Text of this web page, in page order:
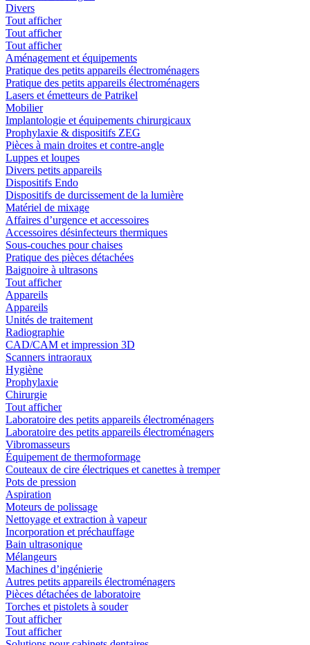
Divers
Tout afficher
Tout afficher
Tout afficher
Aménagement et équipements
Pratique des petits appareils électroménagers
Pratique des petits appareils électroménagers
Lasers et émetteurs de Patrikel
Mobilier
Implantologie et équipements chirurgicaux
Prophylaxie & dispositifs ZEG
Pièces à main droites et contre-angle
Luppes et loupes
Divers petits appareils
Dispositifs Endo
Dispositifs de durcissement de la lumière
Matériel de mixage
Affaires d’urgence et accessoires
Accessoires désinfecteurs thermiques
Sous-couches pour chaises
Pratique des pièces détachées
Baignoire à ultrasons
Tout afficher
Appareils
Appareils
Unités de traitement
Radiographie
CAD/CAM et impression 3D
Scanners intraoraux
Hygiène
Prophylaxie
Chirurgie
Tout afficher
Laboratoire des petits appareils électroménagers
Laboratoire des petits appareils électroménagers
Vibromasseurs
Équipement de thermoformage
Couteaux de cire électriques et canettes à tremper
Pots de pression
Aspiration
Moteurs de polissage
Nettoyage et extraction à vapeur
Incorporation et préchauffage
Bain ultrasonique
Mélangeurs
Machines d’ingénierie
Autres petits appareils électroménagers
Pièces détachées de laboratoire
Torches et pistolets à souder
Tout afficher
Tout afficher